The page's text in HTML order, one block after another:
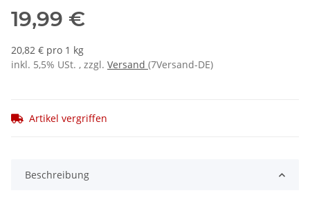
19,99 €
20,82 € pro 1 kg
inkl. 5,5% USt. , zzgl. Versand (7Versand-DE)
Artikel vergriffen
Beschreibung